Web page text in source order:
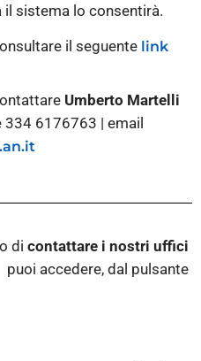
il sistema lo consentirà.
il seguente link
Umberto Martelli
6176763 | email
di contattare i nostri uffici
puoi accedere, dal pulsante